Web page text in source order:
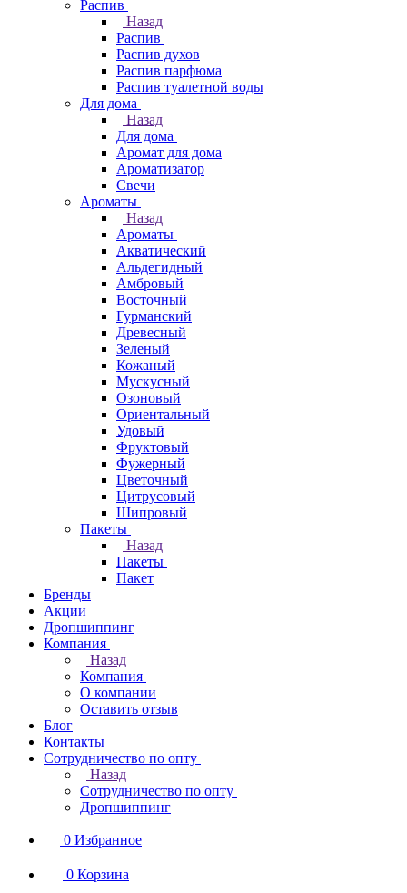
Распив
Назад
Распив
Распив духов
Распив парфюма
Распив туалетной воды
Для дома
Назад
Для дома
Аромат для дома
Ароматизатор
Свечи
Ароматы
Назад
Ароматы
Акватический
Альдегидный
Амбровый
Восточный
Гурманский
Древесный
Зеленый
Кожаный
Мускусный
Озоновый
Ориентальный
Удовый
Фруктовый
Фужерный
Цветочный
Цитрусовый
Шипровый
Пакеты
Назад
Пакеты
Пакет
Бренды
Акции
Дропшиппинг
Компания
Назад
Компания
О компании
Оставить отзыв
Блог
Контакты
Сотрудничество по опту
Назад
Сотрудничество по опту
Дропшиппинг
0 Избранное
0 Корзина